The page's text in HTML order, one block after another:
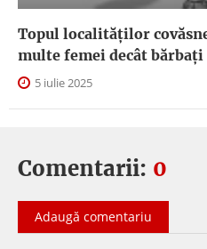
Topul localităților
multe femei decât bărbați
5 iulie 2025
Comentarii: 0
Adaugă comentariu